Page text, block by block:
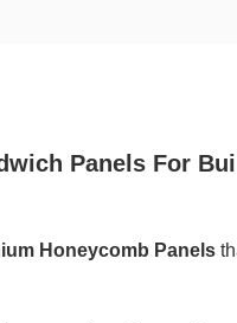
Panels For
Honeycomb Panels